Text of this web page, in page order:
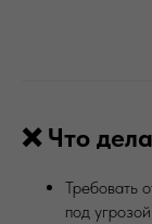
❌ Что
Требовать
под